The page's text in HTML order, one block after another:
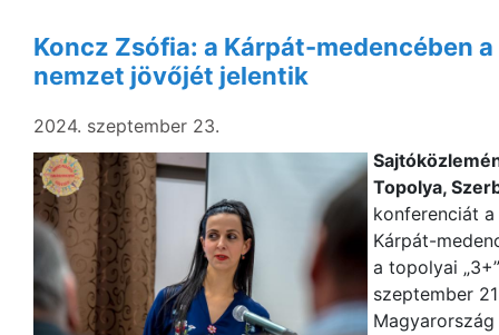
Koncz Zsófia: a Kárpát-medencében
nemzet jövőjét jelentik
2024. szeptember 23.
Topolya,
konferenciát
Kárpát-
a topolyai
szeptember